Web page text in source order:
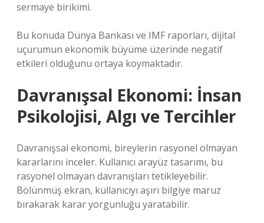
sermaye birikimi.
Bu konuda Dünya Bankası ve IMF raporları, dijital
uçurumun ekonomik büyüme üzerinde negatif
etkileri olduğunu ortaya koymaktadır.
Davranışsal Ekonomi: İnsan
Psikolojisi, Algı ve Tercihler
Davranışsal ekonomi, bireylerin rasyonel olmayan
kararlarını inceler. Kullanıcı arayüz tasarımı, bu
rasyonel olmayan davranışları tetikleyebilir.
Bölünmüş ekran, kullanıcıyı aşırı bilgiye maruz
bırakarak karar yorgunluğu yaratabilir.